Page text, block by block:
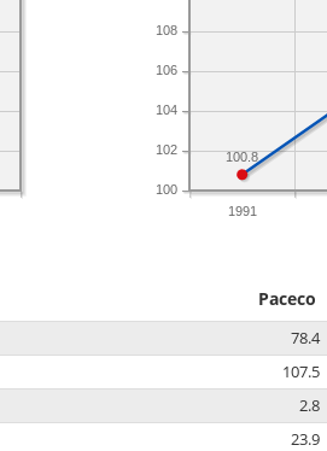
1991
100
102
104
106
108
100.8
Paceco
78.4
107.5
2.8
23.9